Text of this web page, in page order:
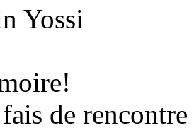
Yossi
de